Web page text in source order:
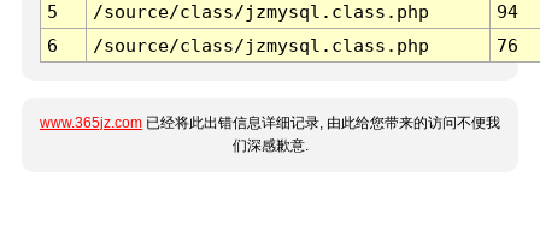
5
/source/class/jzmysql.class.php
94
6
/source/class/jzmysql.class.php 76
www.365jz.com 已经将此出错信息详细记录, 由此给您带来的访问不便我
们深感歉意.